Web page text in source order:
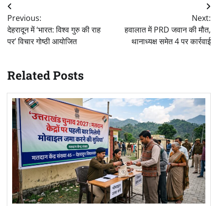
Post
navigation
Previous:
देहरादून में ‘भारत: विश्व गुरु की राह
पर’ विचार गोष्ठी आयोजित
Next:
हवालात में PRD जवान की मौत,
थानाध्यक्ष समेत 4 पर कार्रवाई
Related Posts